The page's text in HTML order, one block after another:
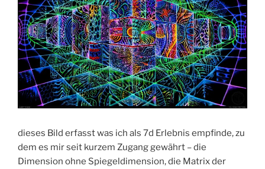
dieses Bild erfasst was ich als 7d Erlebnis empfinde, zu
dem es mir seit kurzem Zugang gewährt – die
Dimension ohne Spiegeldimension, die Matrix der